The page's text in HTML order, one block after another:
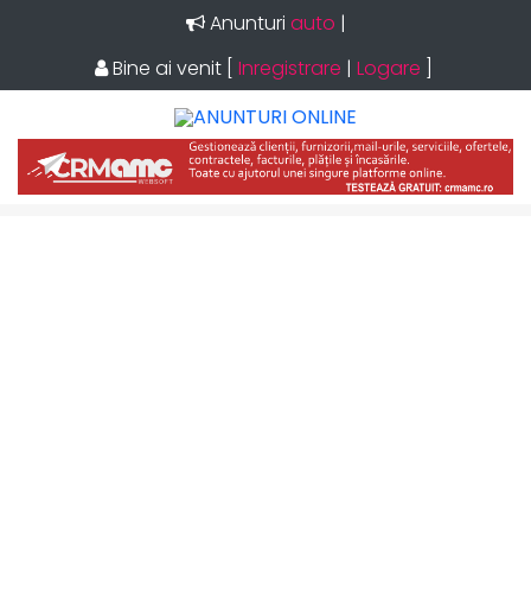
Anunturi auto |
Bine ai venit
Inregistrare | Logare